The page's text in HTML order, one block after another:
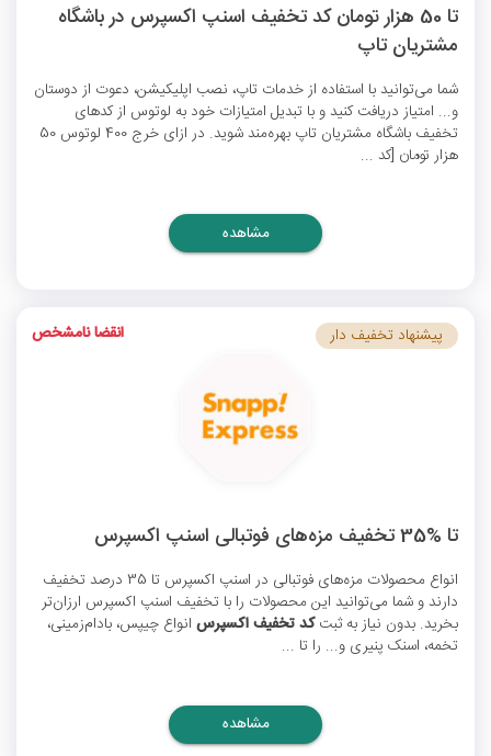
تا 50 هزار تومان کد تخفیف اسنپ اکسپرس در باشگاه
مشتریان تاپ
شما می‌توانید با استفاده از خدمات تاپ، نصب اپلیکیشن، دعوت از دوستان
و... امتیاز دریافت کنید و با تبدیل امتیازات خود به لوتوس از کدهای
تخفیف باشگاه مشتریان تاپ بهره‌مند شوید. در ازای خرج 400 لوتوس 50
هزار تومان [کد ...
مشاهده
تا %35 تخفیف مزه‌های فوتبالی اسنپ اکسپرس
انواع محصولات مزه‌های فوتبالی در اسنپ اکسپرس تا 35 درصد تخفیف
دارند و شما می‌توانید این محصولات را با تخفیف اسنپ اکسپرس ارزان‌تر
بخرید. بدون نیاز به ثبتکد تخفیف اکسپرس انواع چیپس، بادام‌زمینی،
تخمه، اسنک پنیری و... را تا ...
پیشنهاد تخفیف دار انقضا نامشخص
مشاهده